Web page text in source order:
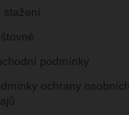
stažení
podmínky
ochrany osobních